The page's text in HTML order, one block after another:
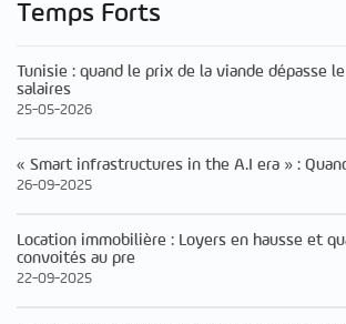
Temps Forts
Tunisie : quand le prix de la viande dépasse
salaires
25-05-2026
« Smart infrastructures in the A.I era » :
26-09-2025
Location immobilière : Loyers en hausse et
convoités au pre
22-09-2025